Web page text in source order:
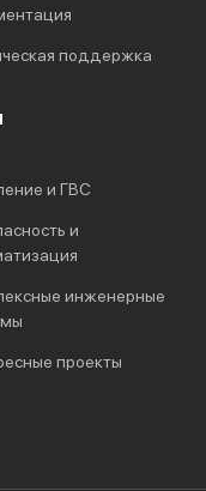
поддержка
и ГВС
и
инженерные
проекты